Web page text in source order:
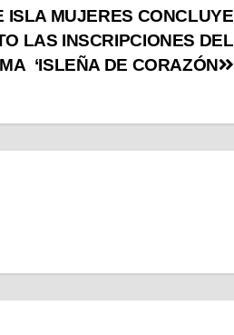
ISLA MUJERES CONCLUYE
LAS INSCRIPCIONES DEL
‘ISLEÑA DE CORAZÓN